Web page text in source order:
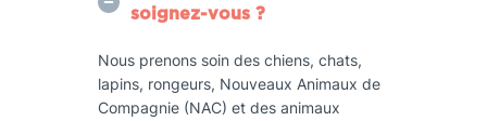
soignez-vous ?
Nous prenons soin des chiens, chats,
lapins, rongeurs, Nouveaux Animaux de
Compagnie (NAC) et des animaux